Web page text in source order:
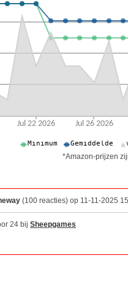
*Amazon-prijzen
(100 reacties) op 11-11-2025
24 bij Sheepgames